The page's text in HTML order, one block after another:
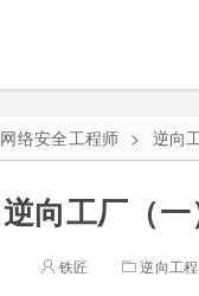
网络安全工程师 > 逆向
逆向工厂（
铁匠 逆向工程